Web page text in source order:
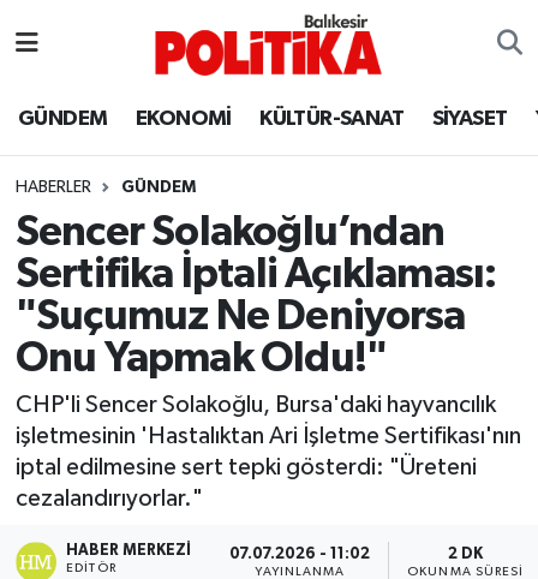
GÜNDEM EKONOMİ KÜLTÜR-SANAT SİYASET
HABERLER GÜNDEM
Sencer Solakoğlu’ndan
Sertifika İptali Açıklaması:
"Suçumuz Ne Deniyorsa
Onu Yapmak Oldu!"
CHP'li Sencer Solakoğlu, Bursa'daki hayvancılık
işletmesinin 'Hastalıktan Ari İşletme Sertifikası'nın
iptal edilmesine sert tepki gösterdi: "Üreteni
cezalandırıyorlar."
HABER MERKEZI
EDITÖR
07.07.2026 - 11:02
YAYINLANMA
2 DK
OKUNMA SÜRESI
Ayvalık
Bandırma
Bigadiç
BİYOGRAFİLER
Burhaniye
Balıkesir Hava Durumu
Balıkesir Namaz Vakitleri
Balıkesir Trafik Yoğunluk Haritası
Süper Lig Puan Durumu ve Fikstür
Tüm Manşetler
Son Dakika Haberleri